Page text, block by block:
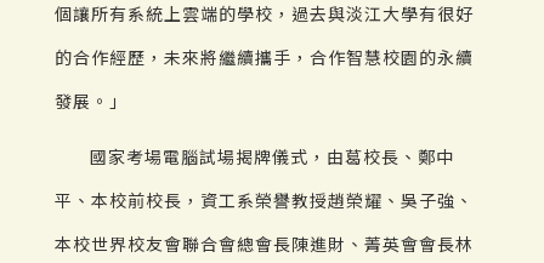
個讓所有系統上雲端的學校，過去與淡江大學有很好
的合作經歷，未來將繼續攜手，合作智慧校園的永續
發展。」
國家考場電腦試場揭牌儀式，由葛校長、鄭中
平、本校前校長，資工系榮譽教授趙榮耀、吳子強、
本校世界校友會聯合會總會長陳進財、菁英會會長林